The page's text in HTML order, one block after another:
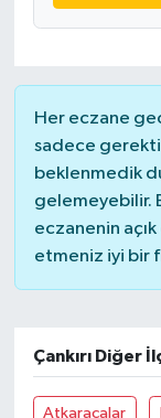
Her eczane
sadece
beklenmedik
gelemeyebilir.
eczanenin
etmeniz iyi bir
Çankırı Diğer
Atkaracalar